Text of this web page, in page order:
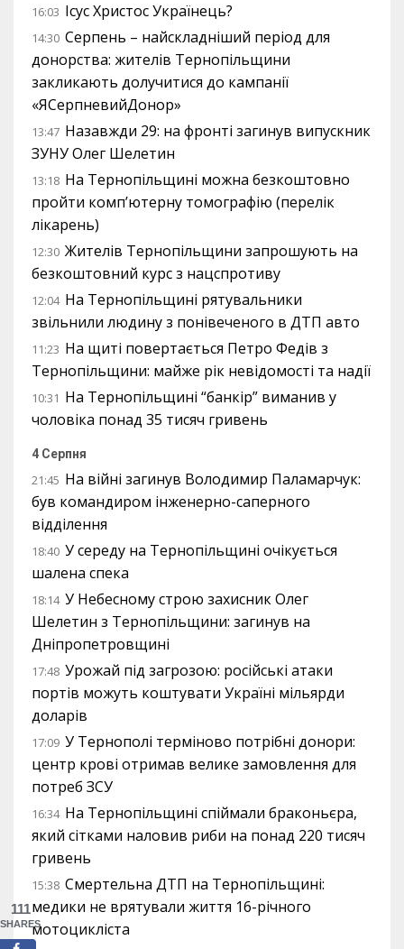
16:03 Ісус Христос Українець?
14:30 Серпень – найскладніший період для
донорства: жителів Тернопільщини
закликають долучитися до кампанії
«ЯСерпневийДонор»
13:47 Назавжди 29: на фронті загинув випускник
ЗУНУ Олег Шелетин
13:18 На Тернопільщині можна безкоштовно
пройти комп’ютерну томографію (перелік
лікарень)
12:30 Жителів Тернопільщини запрошують на
безкоштовний курс з нацспротиву
12:04 На Тернопільщині рятувальники
звільнили людину з понівеченого в ДТП авто
11:23 На щиті повертається Петро Федів з
Тернопільщини: майже рік невідомості та надії
10:31 На Тернопільщині “банкір” виманив у
чоловіка понад 35 тисяч гривень
4 Серпня
21:45 На війні загинув Володимир Паламарчук:
був командиром інженерно-саперного
відділення
18:40 У середу на Тернопільщині очікується
шалена спека
18:14 У Небесному строю захисник Олег
Шелетин з Тернопільщини: загинув на
Дніпропетровщині
17:48 Урожай під загрозою: російські атаки
портів можуть коштувати Україні мільярди
доларів
17:09 У Тернополі терміново потрібні донори:
центр крові отримав велике замовлення для
потреб ЗСУ
16:34 На Тернопільщині спіймали браконьєра,
який сітками наловив риби на понад 220 тисяч
гривень
15:38 Смертельна ДТП на Тернопільщині:
медики не врятували життя 16-річного
мотоцикліста
111
SHARES